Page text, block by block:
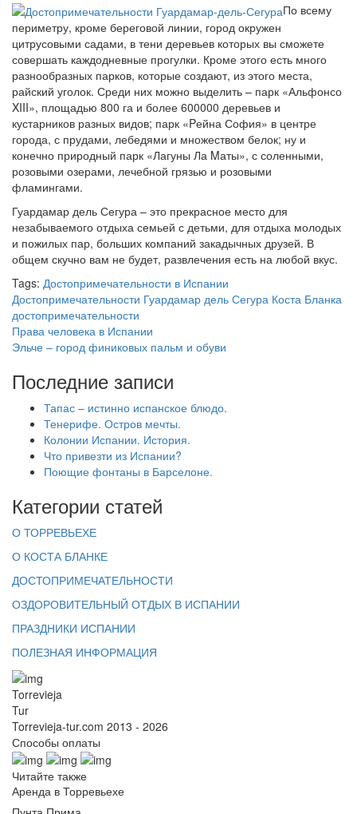
По всему
периметру, кроме береговой линии, город окружен
цитрусовыми садами, в тени деревьев которых вы сможете
совершать каждодневные прогулки. Кроме этого есть много
разнообразных парков, которые создают, из этого места,
райский уголок. Среди них можно выделить – парк «Альфонсо
XIII», площадью 800 га и более 600000 деревьев и
кустарников разных видов; парк «Pейна София» в центре
города, с прудами, лебедями и множеством белок; ну и
конечно природный парк «Лагуны Ла Mаты», с соленными,
розовыми озерами, лечебной грязью и розовыми
фламингами.
Гуардамар дель Сегура – это прекрасное место для
незабываемого отдыха семьей с детьми, для отдыха молодых
и пожилых пар, больших компаний закадычных друзей. В
общем скучно вам не будет, развлечения есть на любой вкус.
Tags: Достопримечательности в Испании
Достопримечательности Гуардамар дель Сегура Коста Бланка
достопримечательности
Права человека в Испании
Эльче – город финиковых пальм и обуви
Последние записи
Тапас – истинно испанское блюдо.
Тенерифе. Остров мечты.
Колонии Испании. История.
Что привезти из Испании?
Поющие фонтаны в Барселоне.
Категории статей
О ТОРРЕВЬЕХЕ
О КОСТА БЛАНКЕ
ДОСТОПРИМЕЧАТЕЛЬНОСТИ
ОЗДОРОВИТЕЛЬНЫЙ ОТДЫХ В ИСПАНИИ
ПРАЗДНИКИ ИСПАНИИ
ПОЛЕЗНАЯ ИНФОРМАЦИЯ
Torrevieja
Tur
Torrevieja-tur.com 2013 - 2026
Способы оплаты
Читайте также
Аренда в Торревьехе